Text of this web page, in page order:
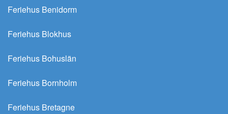
Feriehus Benidorm
Feriehus Blokhus
Feriehus Bohuslän
Feriehus Bornholm
Feriehus Bretagne